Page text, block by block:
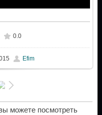
0.0
Efim
можете посмотреть